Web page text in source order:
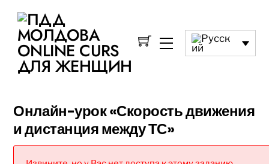
Онлайн-урок «Скорость движения
и дистанция между ТС»